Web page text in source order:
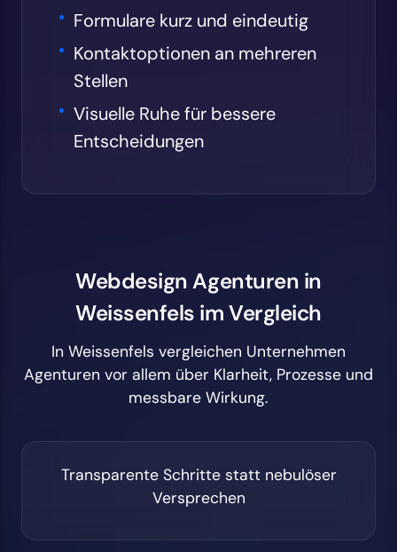
Formulare kurz und eindeutig
Kontaktoptionen an mehreren
Stellen
Visuelle Ruhe für bessere
Entscheidungen
Webdesign Agenturen in
Weissenfels im Vergleich
In Weissenfels vergleichen Unternehmen
Agenturen vor allem über Klarheit, Prozesse und
messbare Wirkung.
Transparente Schritte statt nebulöser
Versprechen